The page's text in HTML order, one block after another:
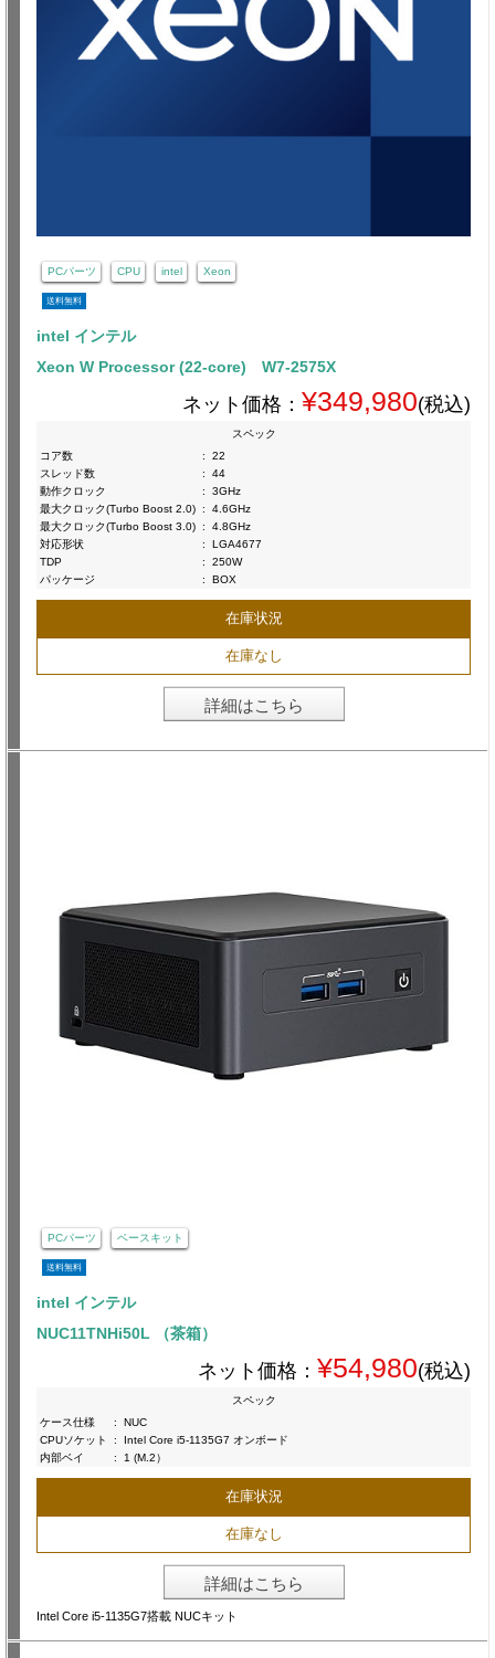
PCパーツ CPU intel Xeon
送料無料
intel インテル
Xeon W Processor (22-core) W7-2575X
ネット価格： ¥349,980(税込)
スペック
コア数
:
22
スレッド数
:
44
動作クロック
:
3GHz
最大クロック(Turbo Boost 2.0) :
4.6GHz
最大クロック(Turbo Boost 3.0) :
4.8GHz
対応形状
:
LGA4677
TDP
:
250W
パッケージ
: BOX
在庫状況
在庫なし
詳細はこちら
PCパーツ ベースキット
送料無料
intel インテル
NUC11TNHi50L （茶箱）
ネット価格： ¥54,980(税込)
スペック
ケース仕様
:
NUC
CPUソケット
:
Intel Core i5-1135G7 オンボード
内部ベイ
: 1 (M.2）
在庫状況
在庫なし
詳細はこちら
Intel Core i5-1135G7搭載 NUCキット